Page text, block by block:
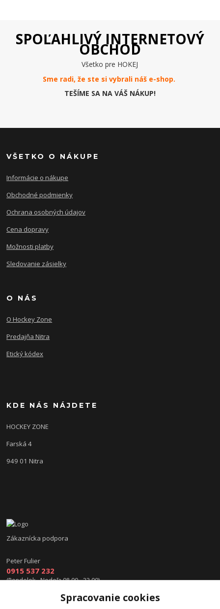
SPOĽAHLIVÝ INTERNETOVÝ
OBCHOD
Všetko pre HOKEJ
Sme radi, že ste si vybrali náš e-shop.
TEŠÍME SA NA VÁŠ NÁKUP!
VŠETKO O NÁKUPE
Informácie o nákupe
Obchodné podmienky
Ochrana osobných údajov
Cena dopravy
Možnosti platby
Sledovanie zásielky
O NÁS
O Hockey Zone
Predajňa Nitra
Etický kódex
KDE NÁS NÁJDETE
HOCKEY ZONE
Farská 4
949 01 Nitra
Zákaznícka podpora
Peter Fulier
0915 537 232
(Pondelok - Nedeľa 08.00 - 22.00)
info@hokejexpert.sk
Spracovanie cookies